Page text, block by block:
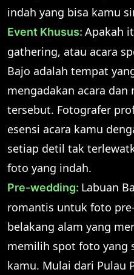
indah yang bisa kamu
Event Khusus: Apakah
gathering, atau acara
Bajo adalah tempat
mengadakan acara
tersebut. Fotografer
esensi acara kamu
setiap detil tak
foto yang indah.
Pre-wedding: Labuan
romantis untuk foto
belakang alam yang
memilih spot foto yang
kamu. Mulai dari Pulau